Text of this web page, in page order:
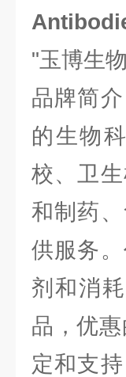
"玉博生
品牌简
的生物
校、卫
和制药
供服务
剂和消
品，优
定和支